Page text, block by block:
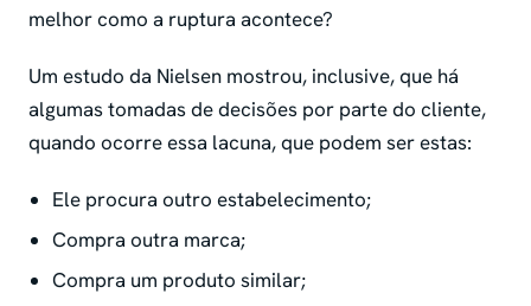
melhor como a ruptura acontece?
Um estudo da Nielsen mostrou, inclusive, que há
algumas tomadas de decisões por parte do cliente,
quando ocorre essa lacuna, que podem ser estas:
Ele procura outro estabelecimento;
Compra outra marca;
Compra um produto similar;